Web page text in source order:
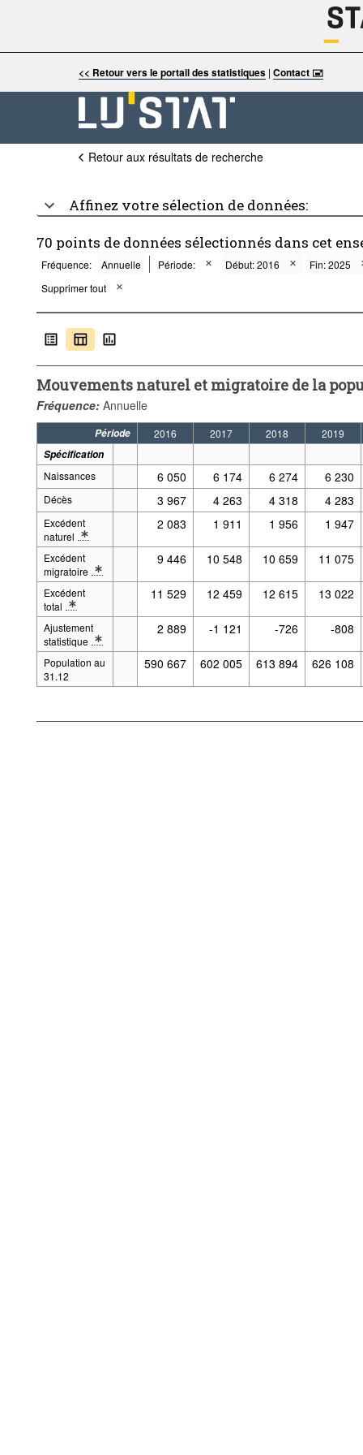
<< Retour vers le portail des statistiques| Contact 🖃
Retour aux résultats de recherche
Affinez votre sélection de données:
70 points de données sélectionnés dans cet
Fréquence: Annuelle Période: Début: 2016
Fin: 2025
Supprimer tout
Mouvements naturel et migratoire de la
Fréquence: Annuelle
Période 2016 2017 2018
2019
Spécification
Naissances
6 050 6 174 6 274 6 230
Décès 3 967 4 263 4 318 4 283
Excédent
naturel
* Note spécification 2: Définitions : Excédent naturel
2 083 1 911 1 956 1 947
Excédent
migratoire
* Note spécification 2: Les excédents migratoires des années 1991 à
9 446 10 548 10 659 11 075
Excédent
total
* Note spécification 2: Définitions : Excédent total
11 529 12 459 12 615 13 022
Ajustement
statistique
* Note spécification 2: Dans un contexte d'équilibre démographique
2 889 -1 121 -726 -808
Population au
31.12
590 667 602 005 613 894 626 108